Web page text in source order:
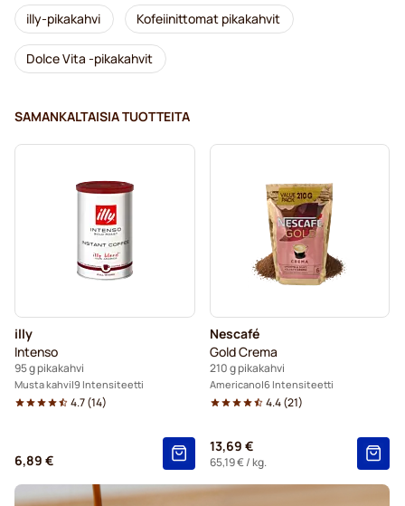
illy-pikakahvi Kofeiinittomat pikakahvit
Dolce Vita -pikakahvit
SAMANKALTAISIA TUOTTEITA
illy
Intenso
95 g pikakahvi
Musta kahvi 9 Intensiteetti
4.7(14)
6,89 €
Nescafé
Gold Crema
210 g pikakahvi
Americano 6 Intensiteetti
4.4(21)
13,69 €
65,19 €/ kg.